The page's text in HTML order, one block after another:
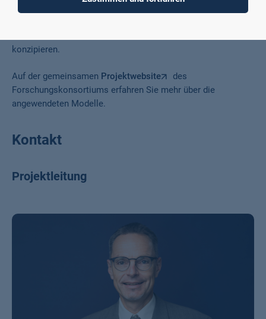
angepasst. Zusätzlich erstellt das HASKI-System für
konzipieren.
Auf der gemeinsamen Projektwebsite
des
Forschungskonsortiums erfahren Sie mehr über die
angewendeten Modelle.
Kontakt
Projektleitung